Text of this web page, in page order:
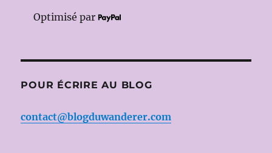
Optimisé par
POUR ÉCRIRE AU BLOG
contact@blogduwanderer.com